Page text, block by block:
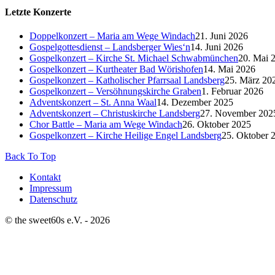
Letzte Konzerte
Doppelkonzert – Maria am Wege Windach21. Juni 2026
Gospelgottesdienst – Landsberger Wies‘n14. Juni 2026
Gospelkonzert – Kirche St. Michael Schwabmünchen20. Mai
Gospelkonzert – Kurtheater Bad Wörishofen14. Mai 2026
Gospelkonzert – Katholischer Pfarrsaal Landsberg25. März
Gospelkonzert – Versöhnungskirche Graben1. Februar 2026
Adventskonzert – St. Anna Waal14. Dezember 2025
Adventskonzert – Christuskirche Landsberg27. November
Chor Battle – Maria am Wege Windach26. Oktober 2025
Gospelkonzert – Kirche Heilige Engel Landsberg25. Oktober
Back To Top
Kontakt
Impressum
Datenschutz
© the sweet60s e.V. - 2026